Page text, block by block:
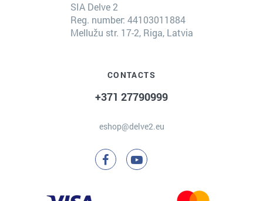
SIA Delve 2
Reg. number: 44103011884
Mellužu str. 17-2, Riga, Latvia
CONTACTS
+371 27790999
eshop@delve2.eu